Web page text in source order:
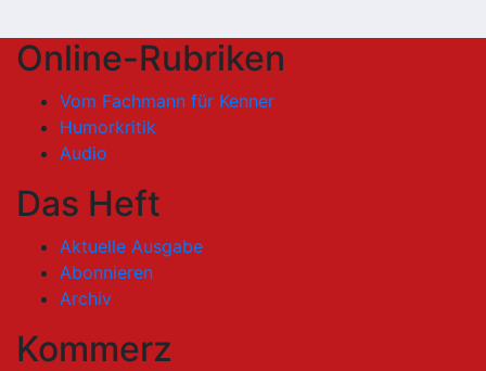
Online-Rubriken
Vom Fachmann für Kenner
Humorkritik
Audio
Das Heft
Aktuelle Ausgabe
Abonnieren
Archiv
Kommerz